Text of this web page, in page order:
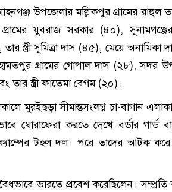
উপজেলার মল্লিকপুর গ্রামের রাহুল
যুবরাজ সরকার (৪০),
স্ত্রী সুমিত্রা দাস (৪৫), মেয়ে অনামিকা
গ্রামের গোপাল দাস (২৮), সদর
স্ত্রী ফাতেমা বেগম (২০)।
মুরইছড়া সীমান্তসংলগ্ন চা-বাগান
করতে দেখে বর্ডার গার্ড
টহল দল। পরে তাদের আটক করে
ভারতে প্রবেশ করেছিলেন।